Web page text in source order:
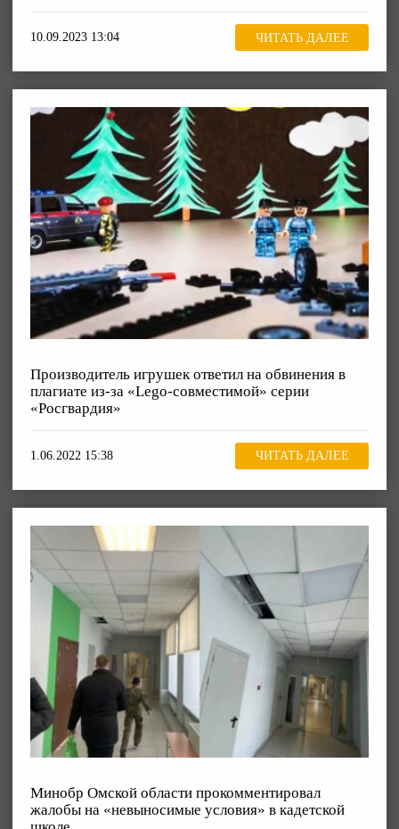
10.09.2023 13:04 ЧИТАТЬ ДАЛЕЕ
Производитель игрушек ответил на обвинения в
плагиате из-за «Lego-совместимой» серии
«Росгвардия»
1.06.2022 15:38 ЧИТАТЬ ДАЛЕЕ
Минобр Омской области прокомментировал
жалобы на «невыносимые условия» в кадетской